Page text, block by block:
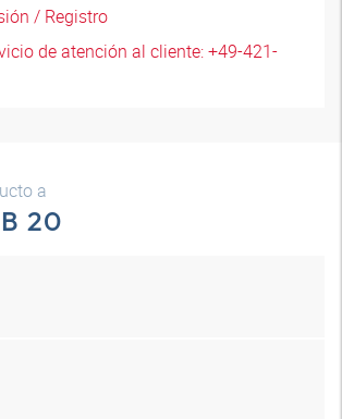
/ Registro
de atención al cliente: +49-421-
a
20